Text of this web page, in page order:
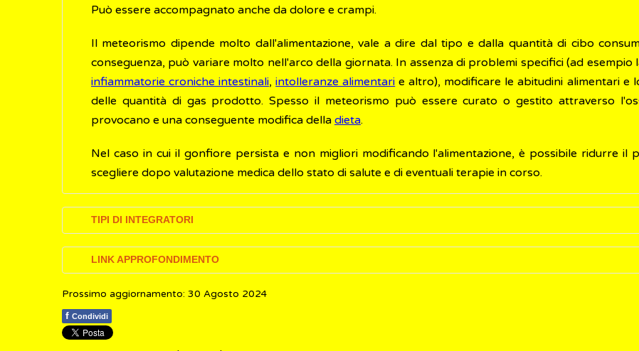
Può essere accompagnato anche da dolore e crampi.
Il meteorismo dipende molto dall'alimentazione, vale a dire dal tipo e dalla quantità di cibo
conseguenza, può variare molto nell'arco della giornata. In assenza di problemi specifici (ad esempio
infiammatorie croniche intestinali,intolleranze alimentari e altro), modificare le abitudini alimentari e
delle quantità di gas prodotto. Spesso il meteorismo può essere curato o gestito attraverso
provocano e una conseguente modifica della dieta.
Nel caso in cui il gonfiore persista e non migliori modificando l'alimentazione, è possibile ridurre il
scegliere dopo valutazione medica dello stato di salute e di eventuali terapie in corso.
TIPI DI INTEGRATORI
I prodotti maggiormente utilizzati per ridurre il meteorismo sono il carbone (vegetale e animale),
probioticie prebiotici e tisane carminative.
Carbone vegetale e animale
Ilca
LINK APPROFONDIMENTO
Humanitas Research Hospital.Meteorismo
Prossimo aggiornamento: 30 Agosto 2024
f Condividi